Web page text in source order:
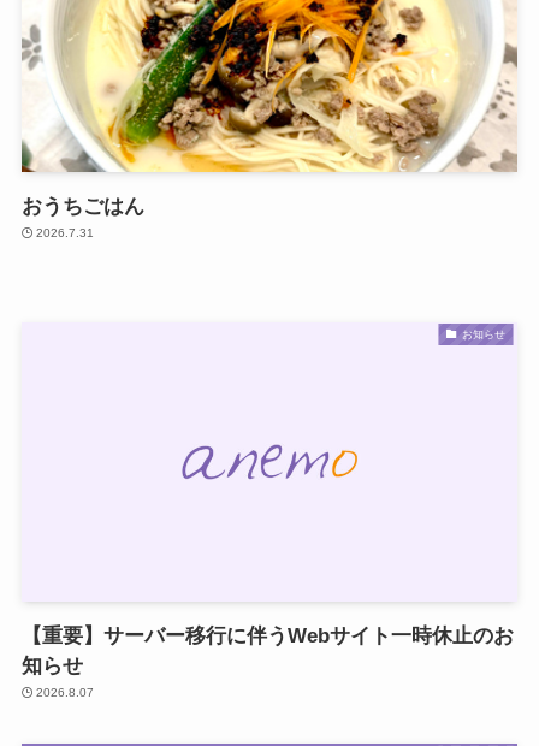
おうちごはん
2026.7.31
お知らせ
【重要】サーバー移行に伴うWebサイト一時休止のお
知らせ
2026.8.07